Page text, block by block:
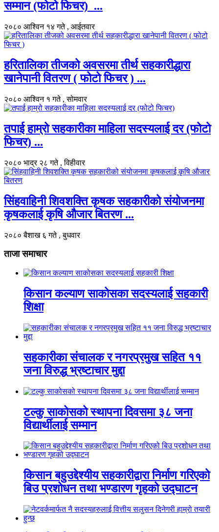
सम्मान (फोटो फिचर) ...
२०८० आश्विन १४ गते , आईतवार
हरितालिका तीजको अवसरमा तीर्थ सहकारीद्धारा
खानेपानी वितरण ( फोटो फिचर ) ...
२०८० आश्विन १ गते , सोमवार
तपाई हाम्रो सहकारीका माहिला सदस्यलाई दर (फोटो
फिचर) ...
२०८० भाद्र २८ गते , विहीवार
सिंहवाहिनी शिवशक्ति कृषक सहकारीको संयोजनमा
कृषकलाई कृषि औजार बितरण ...
२०८० बैशाख ६ गते , बुधवार
ताजा समाचार
किसान कल्याण साकोसका सदस्यलाई सहकारी
शिक्षा
सहकारीका संचालक र नगरप्रमुख सहित ११
जना विरुद्ध भ्रष्टाचार मुद्दा
टल्कु साकोसको स्थापना दिवसमा ३८ जना
विद्यार्थीलाई सम्मान
किसान बहुउद्देश्यीय सहकारीद्वारा निर्माण गरिएको
बिउ प्रशोधन तथा भण्डारण गृहको उद्घाटन